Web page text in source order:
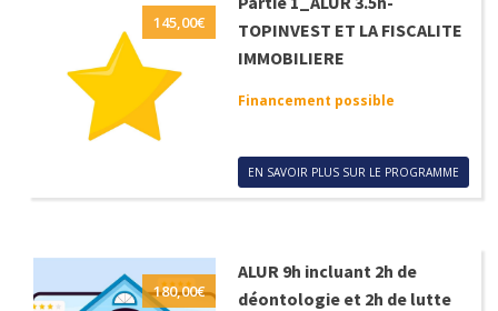
145,00€
TOPINVEST ET LA FISCALITE
IMMOBILIERE
Financement possible
EN SAVOIR PLUS SUR LE PROGRAMME
180,00€
ALUR 9h incluant 2h de
déontologie et 2h de lutte